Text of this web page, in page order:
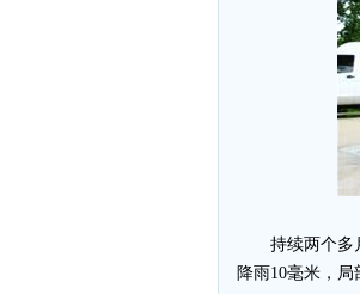
持续两个多月
降雨10毫米，